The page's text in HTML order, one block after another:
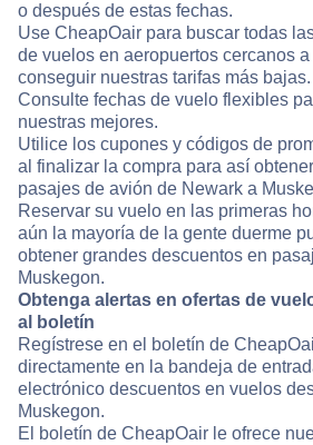
o después de estas fechas.
Use CheapOair para buscar todas
de vuelos en aeropuertos cercanos
conseguir nuestras tarifas más bajas.
Consulte fechas de vuelo flexibles
nuestras mejores.
Utilice los cupones y códigos de
al finalizar la compra para así
pasajes de avión de Newark a
Reservar su vuelo en las primeras
aún la mayoría de la gente duerme
obtener grandes descuentos en
Muskegon.
Obtenga alertas en ofertas de
al boletín
Regístrese en el boletín de
directamente en la bandeja de
electrónico descuentos en vuelos
Muskegon.
El boletín de CheapOair le ofrece